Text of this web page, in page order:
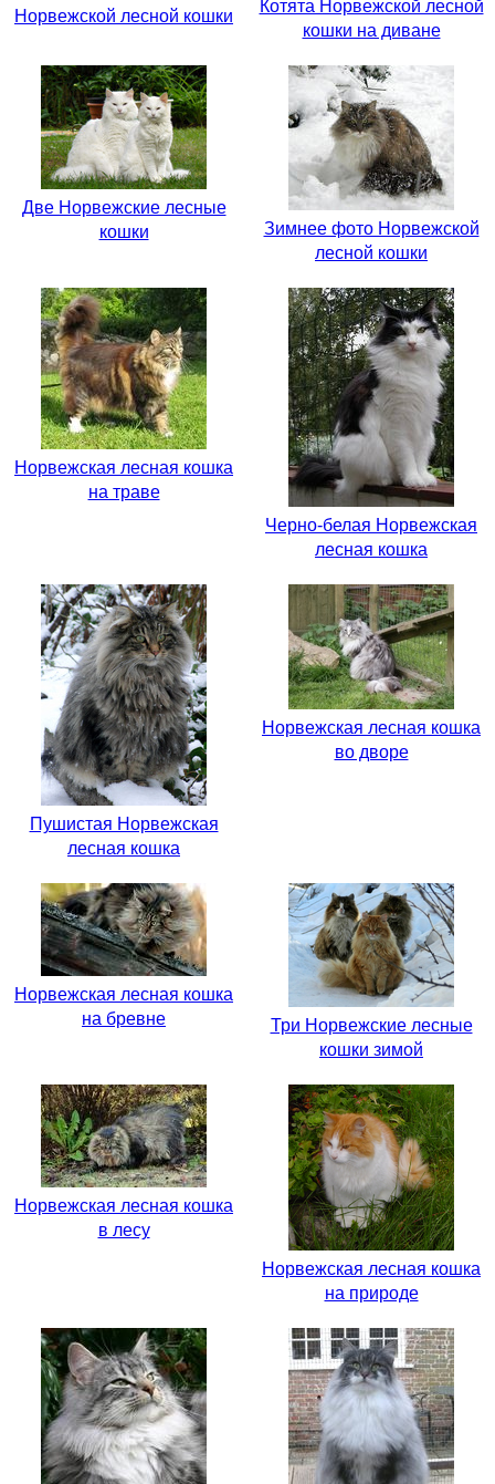
Норвежской лесной кошки
Котята Норвежской лесной
кошки на диване
Две Норвежские лесные
кошки
Зимнее фото Норвежской
лесной кошки
Норвежская лесная кошка
на траве
Черно-белая Норвежская
лесная кошка
Пушистая Норвежская
лесная кошка
Норвежская лесная кошка
во дворе
Норвежская лесная кошка
на бревне
Три Норвежские лесные
кошки зимой
Норвежская лесная кошка
в лесу
Норвежская лесная кошка
на природе